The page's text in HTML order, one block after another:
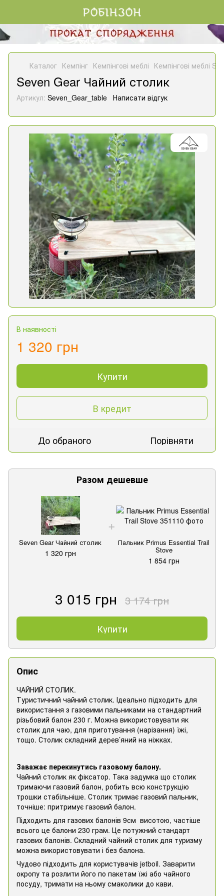
Каталог Кемпінг Кемпінгові меблі Кемпінгові меблі
Seven Gear Чайний столик
Артикул: Seven_Gear_table Написати відгук
В наявності
1 320 грн
Купити
В кредит
До обраного Порівняти
Разом дешевше
Seven Gear Чайний столик
1 320 грн
Пальник Primus Essential Trail
Stove
1 854 грн
3 015 грн 3 174 грн
Купити
Опис
ЧАЙНИЙ СТОЛИК.
Туристичний чайний столик. Ідеально підходить для
використання з газовими пальниками на стандартний
різьбовий балон 230 г. Можна використовувати як
столик для чаю, для приготування (нарізання) їжі,
тощо. Столик складний дерев’яний на ніжках.
Заважає перекинутись газовому балону.
Чайний столик як фіксатор. Така задумка що столик
тримаючи газовий балон, робить всю конструкцію
трошки стабільніше. Столик тримає газовий пальник,
точніше: притримує газовий балон.
Підходить для газових балонів 9см висотою, частіше
всього це балони 230 грам. Це потужний стандарт
газових балонів. Складний чайний столик для туризму
можна використовувати і без балона.
Чудово підходить для користувачів jetboil. Заварити
окропу та розлити його по пакетам їжі або чайного
посуду, тримати на ньому смаколики до кави.